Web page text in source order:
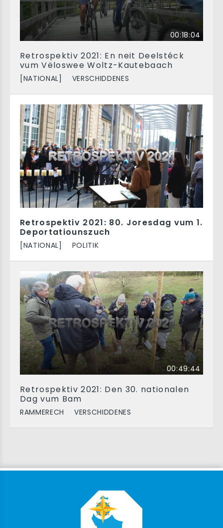
00:18:04
Retrospektiv 2021: En neit Deelstéck
vum Vëloswee Woltz-Kautebaach
[NATIONAL] VERSCHIDDENES
Retrospektiv 2021: 80. Joresdag vum 1.
Deportatiounszuch
[NATIONAL] POLITIK
00:49:44
Retrospektiv 2021: Den 30. nationalen
Dag vum Bam
RAMMERECH VERSCHIDDENES